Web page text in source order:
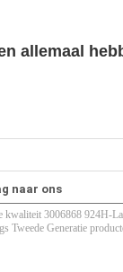
allemaal
naar ons